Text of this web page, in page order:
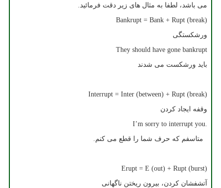
می باشد، لطفا به مثال های زیر دقت فرمائید.
Bankrupt = Bank + Rupt (break)
ورشکستگی
They should have gone bankrupt
باید ورشکست می شدند
Interrupt = Inter (between) + Rupt (break)
وقفه ایجاد کردن
I’m sorry to interrupt you.
متاسفم که حرف شما را قطع می کنم.
Erupt = E (out) + Rupt (burst)
آتشفشان کردن، بیرون ریختن ناگهانی